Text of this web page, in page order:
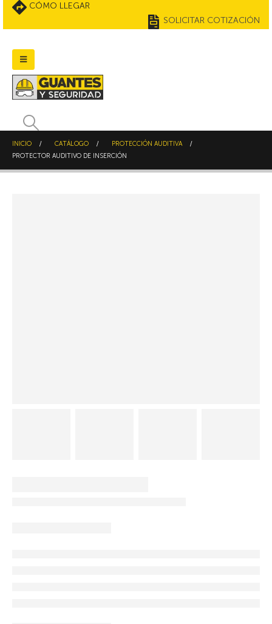
CÓMO LLEGAR
SOLICITAR COTIZACIÓN
INICIO CATÁLOGO
PROTECCIÓN AUDITIVA
PROTECTOR AUDITIVO DE INSERCIÓN